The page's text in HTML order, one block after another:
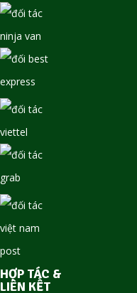
HỢP TÁC &
LIÊN KẾT